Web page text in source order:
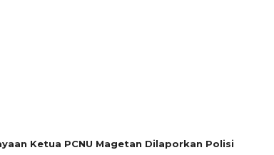
Ketua PCNU Magetan Dilaporkan Polisi